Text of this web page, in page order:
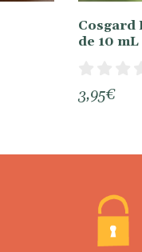
Cosgard
de 10
3,95€